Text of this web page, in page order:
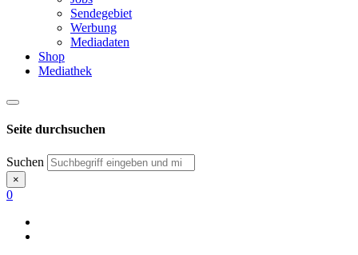
Sendegebiet
Werbung
Mediadaten
Shop
Mediathek
Seite durchsuchen
Suchen
×
0